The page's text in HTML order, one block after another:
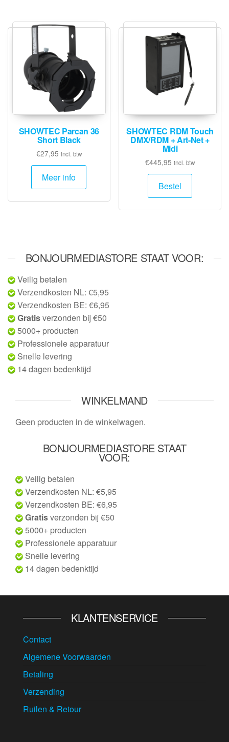
SHOWTEC Parcan 36
Short Black
€27,95 incl. btw
Meer info
SHOWTEC RDM Touch
DMX/RDM + Art-Net +
Midi
€445,95 incl. btw
Bestel
BONJOURMEDIASTORE STAAT VOOR:
Veilig betalen
Verzendkosten NL: €5,95
Verzendkosten BE: €6,95
Gratisverzonden bij €50
5000+ producten
Professionele apparatuur
Snelle levering
14 dagen bedenktijd
WINKELMAND
Geen producten in de winkelwagen.
BONJOURMEDIASTORE STAAT
VOOR:
Veilig betalen
Verzendkosten NL: €5,95
Verzendkosten BE: €6,95
Gratisverzonden bij €50
5000+ producten
Professionele apparatuur
Snelle levering
14 dagen bedenktijd
KLANTENSERVICE
Contact
Algemene Voorwaarden
Betaling
Verzending
Ruilen & Retour